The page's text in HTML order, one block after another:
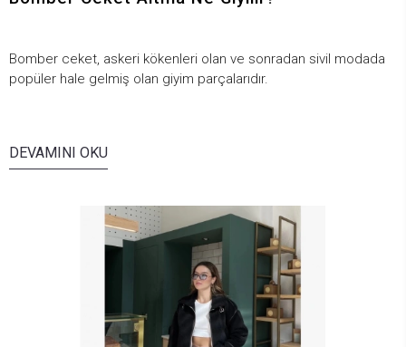
Bomber ceket, askeri kökenleri olan ve sonradan sivil modada
popüler hale gelmiş olan giyim parçalarıdır.
DEVAMINI OKU